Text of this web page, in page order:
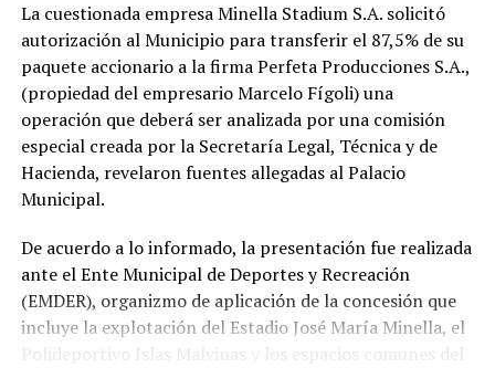
La cuestionada empresa Minella Stadium S.A. solicitó
autorización al Municipio para transferir el 87,5% de su
paquete accionario a la firma Perfeta Producciones S.A.,
(propiedad del empresario Marcelo Fígoli) una
operación que deberá ser analizada por una comisión
especial creada por la Secretaría Legal, Técnica y de
Hacienda, revelaron fuentes allegadas al Palacio
Municipal.
De acuerdo a lo informado, la presentación fue realizada
ante el Ente Municipal de Deportes y Recreación
(EMDER), organizmo de aplicación de la concesión que
incluye la explotación del Estadio José María Minella, el
Polideportivo Islas Malvinas y los espacios comunes del